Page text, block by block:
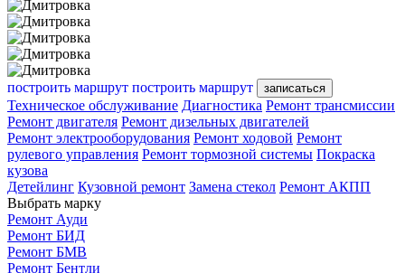
построить маршрут построить маршрут записаться
Техническое обслуживание Диагностика Ремонт трансмиссии
Ремонт двигателя Ремонт дизельных двигателей
Ремонт электрооборудования Ремонт ходовой Ремонт
рулевого управления Ремонт тормозной системы Покраска
кузова
Детейлинг Кузовной ремонт Замена стекол Ремонт АКПП
Выбрать марку
Ремонт Ауди
Ремонт БИД
Ремонт БМВ
Ремонт Бентли